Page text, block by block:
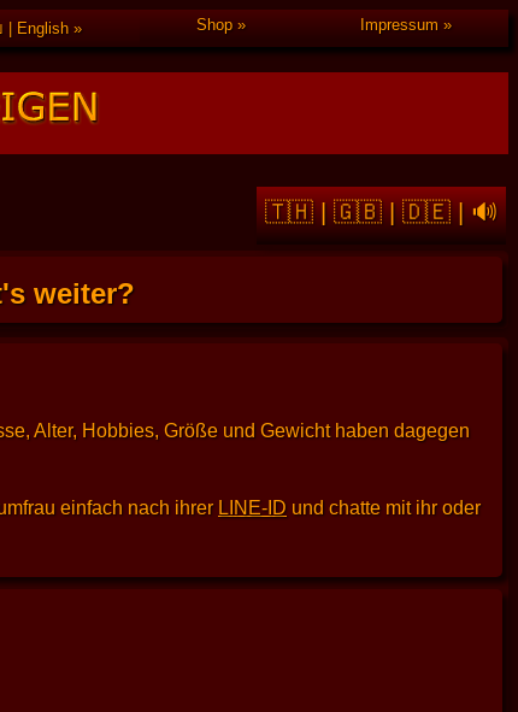
| English Shop Impressum
🇹🇭|🇬🇧|🇩🇪|🔊
weiter?
Alter, Hobbies, Größe und Gewicht haben dagegen
einfach nach ihrer LINE-ID und chatte mit ihr oder